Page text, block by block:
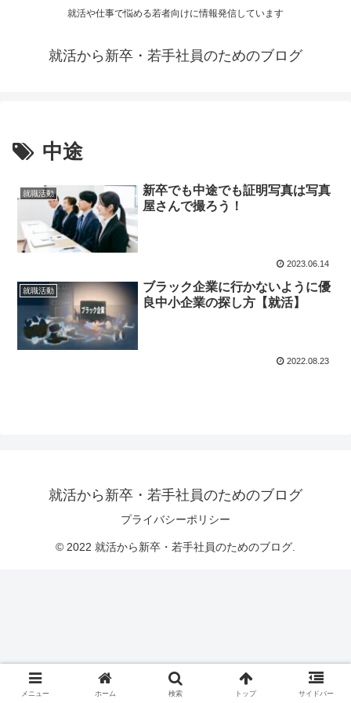
就活や仕事で悩める若者向けに情報発信しています
就活から新卒・若手社員のためのブログ
中途
就職活動
新卒でも中途でも証明写真は写真
屋さんで撮ろう！
2023.06.14
就職活動
ブラック企業に行かないように優
良中小企業の探し方【就活】
2022.08.23
就活から新卒・若手社員のためのブログ
プライバシーポリシー
© 2022 就活から新卒・若手社員のためのブログ.
メニュー ホーム 検索 トップ サイドバー